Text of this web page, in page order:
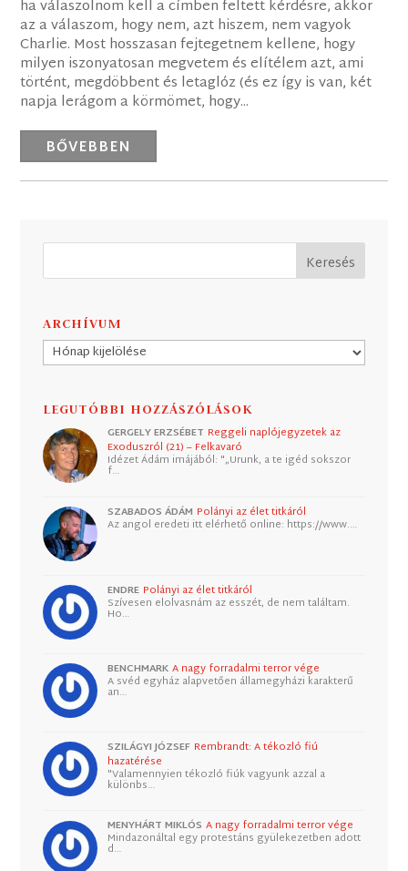
ha válaszolnom kell a címben feltett kérdésre, akkor
az a válaszom, hogy nem, azt hiszem, nem vagyok
Charlie. Most hosszasan fejtegetnem kellene, hogy
milyen iszonyatosan megvetem és elítélem azt, ami
történt, megdöbbent és letaglóz (és ez így is van, két
napja lerágom a körmömet, hogy...
BŐVEBBEN
ARCHÍVUM
Archívum
LEGUTÓBBI HOZZÁSZÓLÁSOK
GERGELY ERZSÉBET Reggeli naplójegyzetek az
Exoduszról (21) – Felkavaró
Idézet Ádám imájából: "„Urunk, a te igéd sokszor
f…
SZABADOS ÁDÁM Polányi az élet titkáról
Az angol eredeti itt elérhető online: https://www.…
ENDRE Polányi az élet titkáról
Szívesen elolvasnám az esszét, de nem találtam.
Ho…
BENCHMARK A nagy forradalmi terror vége
A svéd egyház alapvetően államegyházi karakterű
an…
SZILÁGYI JÓZSEF Rembrandt: A tékozló fiú
hazatérése
"Valamennyien tékozló fiúk vagyunk azzal a
különbs…
MENYHÁRT MIKLÓS A nagy forradalmi terror vége
Mindazonáltal egy protestáns gyülekezetben adott
d…